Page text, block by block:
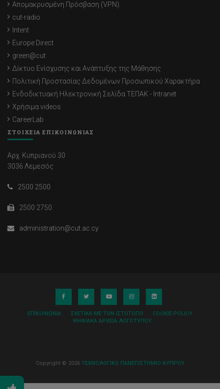
Απομακρυσμένη Πρόσβαση (VPN)
cut-radio
Intent
Europe Direct
green@cut
Δίκτυο Ενίσχυσης και Ανάπτυξης της Μάθησης
Πολιτική Προστασίας Δεδομένων Προσωπικού Χαρακτήρα
Ενδοδικτυακή Ηλεκτρονική Σελίδα ΤΕΠΑΚ - Intranet
Χρήσιμα videos
CareerLab
ΣΤΟΙΧΕΙΑ ΕΠΙΚΟΙΝΩΝΙΑΣ
Αρχ. Κυπριανού 30
3036 Λεμεσός
2500 2500
2500 2750
administration@cut.ac.cy
ΕΠΙΚΟΙΝΩΝΊΑ ΣΧΕΤΙΚΆ ΜΕ ΤΟΝ ΙΣΤΌΤΟΠΟ
COOKIE POLICY
ΨΗΦΙΑΚΆ ΑΡΧΕΊΑ ΛΟΓΌΤΥΠΟΥ
Copyright © 2026 ΤΕΧΝΟΛΟΓΙΚΟ ΠΑΝΕΠΙΣΤΗΜΙΟ ΚΥΠΡΟΥ